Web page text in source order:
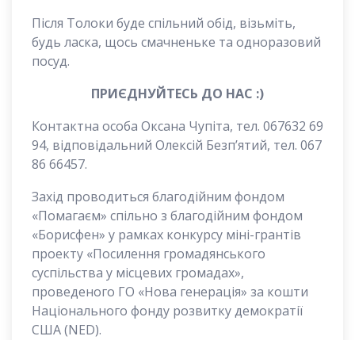
Після Толоки буде спільний обід, візьміть,
будь ласка, щось смачненьке та одноразовий
посуд.
ПРИЄДНУЙТЕСЬ ДО НАС :)
Контактна особа Оксана Чупіта, тел. 067632 69
94, відповідальний Олексій Безп’ятий, тел. 067
86 66457.
Захід проводиться благодійним фондом
«Помагаєм» спільно з благодійним фондом
«Борисфен» у рамках конкурсу міні-грантів
проекту «Посилення громадянського
суспільства у місцевих громадах»,
проведеного ГО «Нова генерація» за кошти
Національного фонду розвитку демократії
США (NED).